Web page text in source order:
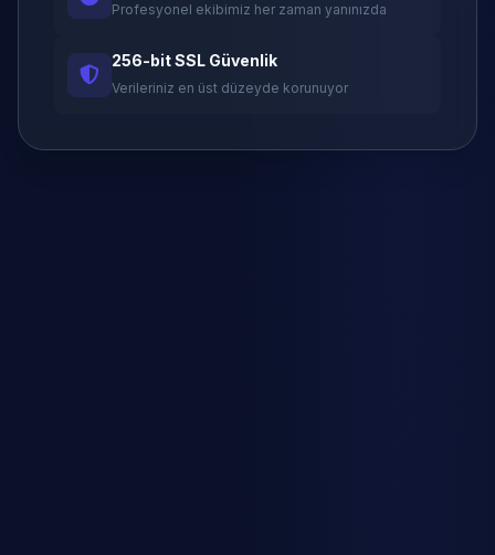
Profesyonel ekibimiz her zaman yanınızda
256-bit SSL Güvenlik
Verileriniz en üst düzeyde korunuyor